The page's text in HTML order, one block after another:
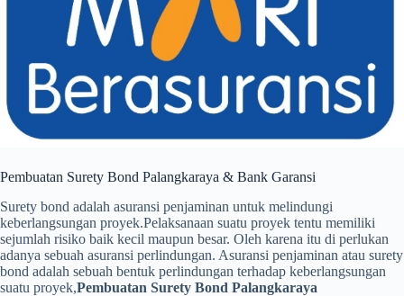
Pembuatan Surety Bond Palangkaraya & Bank Garansi
Surety bond adalah asuransi penjaminan untuk melindungi
keberlangsungan proyek.Pelaksanaan suatu proyek tentu memiliki
sejumlah risiko baik kecil maupun besar. Oleh karena itu di perlukan
adanya sebuah asuransi perlindungan. Asuransi penjaminan atau surety
bond adalah sebuah bentuk perlindungan terhadap keberlangsungan
suatu proyek,Pembuatan Surety Bond Palangkaraya